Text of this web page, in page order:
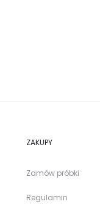
ZAKUPY
Zamów próbki
Regulamin